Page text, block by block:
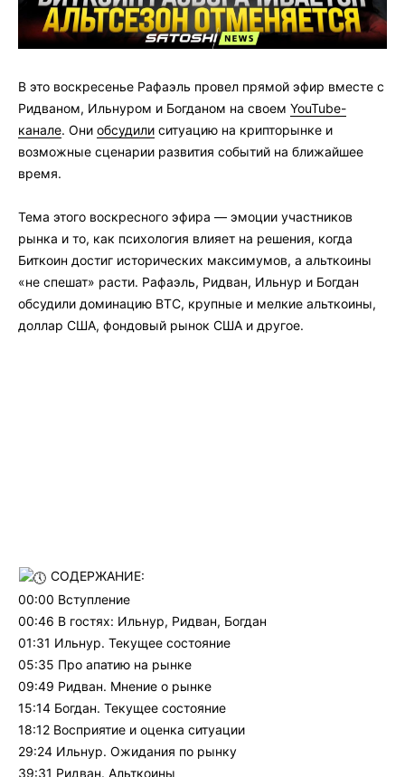
В это воскресенье Рафаэль провел прямой эфир вместе с
Ридваном, Ильнуром и Богданом на своем YouTube-
канале. Они обсудили ситуацию на крипторынке и
возможные сценарии развития событий на ближайшее
время.
Тема этого воскресного эфира — эмоции участников
рынка и то, как психология влияет на решения, когда
Биткоин достиг исторических максимумов, а альткоины
«не спешат» расти. Рафаэль, Ридван, Ильнур и Богдан
обсудили доминацию BTC, крупные и мелкие альткоины,
доллар США, фондовый рынок США и другое.
СОДЕРЖАНИЕ:
00:00 Вступление
00:46 В гостях: Ильнур, Ридван, Богдан
01:31 Ильнур. Текущее состояние
05:35 Про апатию на рынке
09:49 Ридван. Мнение о рынке
15:14 Богдан. Текущее состояние
18:12 Восприятие и оценка ситуации
29:24 Ильнур. Ожидания по рынку
39:31 Ридван. Альткоины